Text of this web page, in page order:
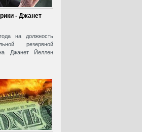
- Джанет
на должность
резервной
Джанет Йеллен